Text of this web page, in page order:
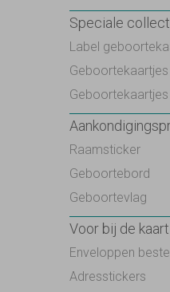
Speciale
Label
Raamsticker
Geboortebord
Geboortevlag
Voor bij de kaart
Enveloppen
Adresstickers